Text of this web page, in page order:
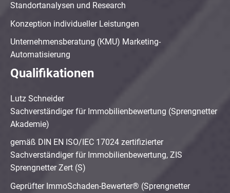
Standortanalysen und Research
Konzeption individueller Leistungen
Unternehmensberatung (KMU) Marketing-
Automatisierung
Qualifikationen
Lutz Schneider
Sachverständiger für Immobilienbewertung (Sprengnetter
Akademie)
gemäß DIN EN ISO/IEC 17024 zertifizierter
Sachverständiger für Immobilienbewertung, ZIS
Sprengnetter Zert (S)
Geprüfter ImmoSchaden-Bewerter® (Sprengnetter